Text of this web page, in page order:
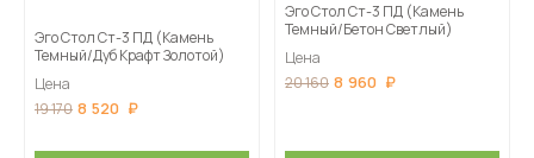
Эго Стол Ст-3 ПД (Камень
Темный/Дуб Крафт Золотой)
Цена
19 170 8 520
Эго Стол Ст-3 ПД (Камень
Темный/Бетон Светлый)
Цена
20 160 8 960